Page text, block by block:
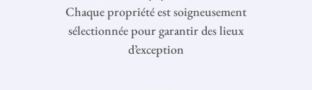
Chaque propriété est soigneusement
sélectionnée pour garantir des lieux
d’exception